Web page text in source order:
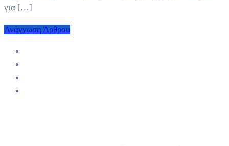
για […]
Ανάγνωση Άρθρου